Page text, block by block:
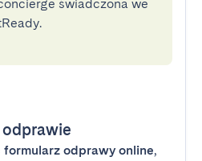
świadczona we
formularz odprawy online,